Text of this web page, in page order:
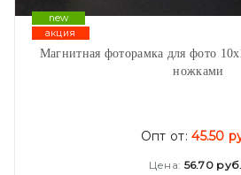
new
акция
Магнитная фоторамка для фото
ножками
Опт от:45.50
Цена: 56.70 руб.